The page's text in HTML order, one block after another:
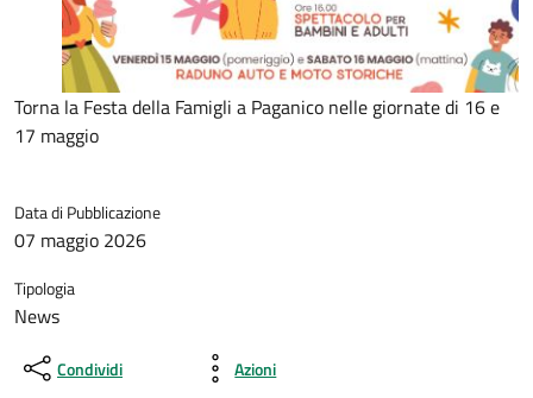
Torna la Festa della Famigli a Paganico nelle giornate di 16 e
17 maggio
Data di Pubblicazione
07 maggio 2026
Tipologia
News
Condividi Azioni